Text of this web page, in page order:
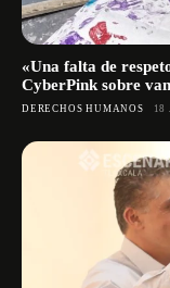
«Una falta de
CyberPink sobre
DERECHOS HUMANOS 18